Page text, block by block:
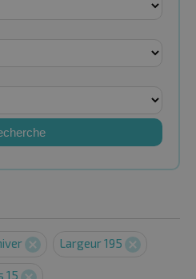
Largeur 195
15